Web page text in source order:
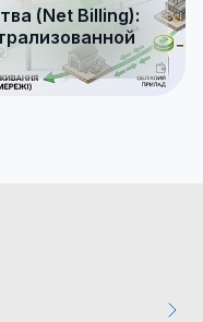
(Net Billing):